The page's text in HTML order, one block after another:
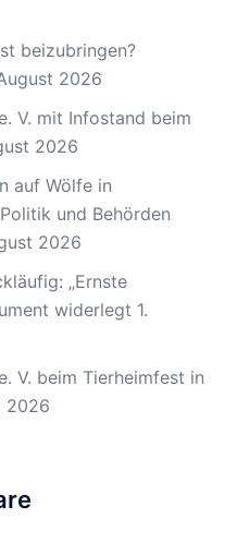
beizubringen?
2026
V. mit Infostand beim
2026
auf Wölfe in
und Behörden
2026
„Ernste
widerlegt 1.
V. beim Tierheimfest in
2026